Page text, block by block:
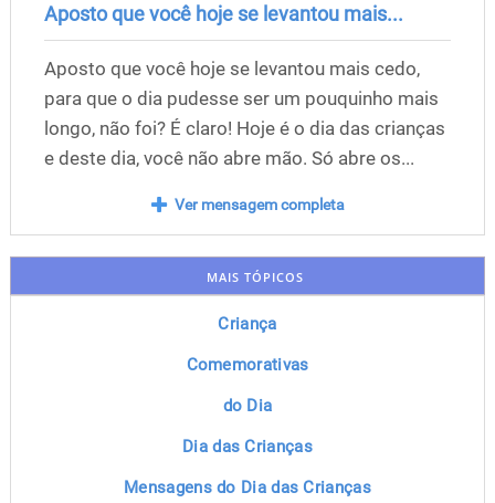
Aposto que você hoje se levantou mais...
Aposto que você hoje se levantou mais cedo,
para que o dia pudesse ser um pouquinho mais
longo, não foi? É claro! Hoje é o dia das crianças
e deste dia, você não abre mão. Só abre os...
Ver mensagem completa
MAIS TÓPICOS
Criança
Comemorativas
do Dia
Dia das Crianças
Mensagens do Dia das Crianças